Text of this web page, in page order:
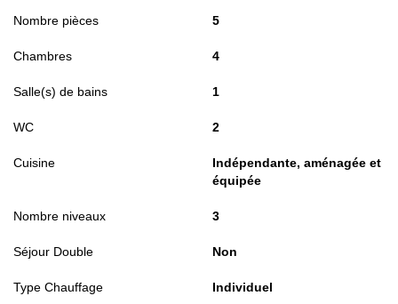
Nombre pièces 5
Chambres 4
Salle(s) de bains 1
WC 2
Cuisine
Indépendante, aménagée et
équipée
Nombre niveaux 3
Séjour Double Non
Type Chauffage Individuel